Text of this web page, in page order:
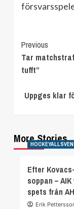
Continue
Reading
Previous
Tar
tufft”
Uppges klar
More Stories
Efter Kovacs-
soppan –
spets från
Erik